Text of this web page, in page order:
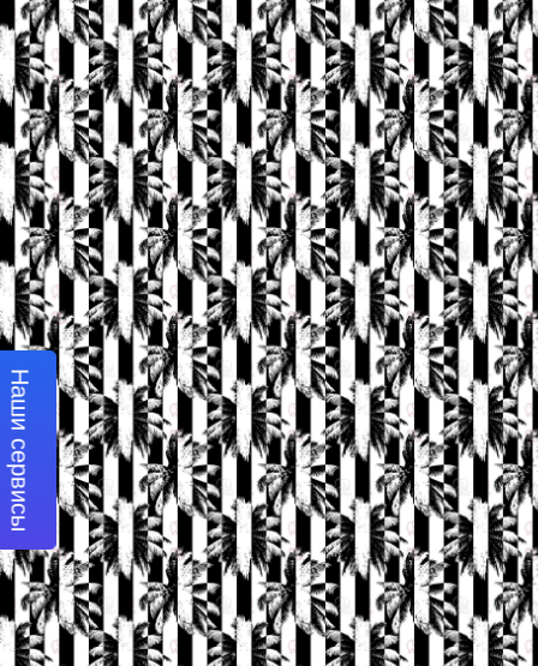
Наши сервисы